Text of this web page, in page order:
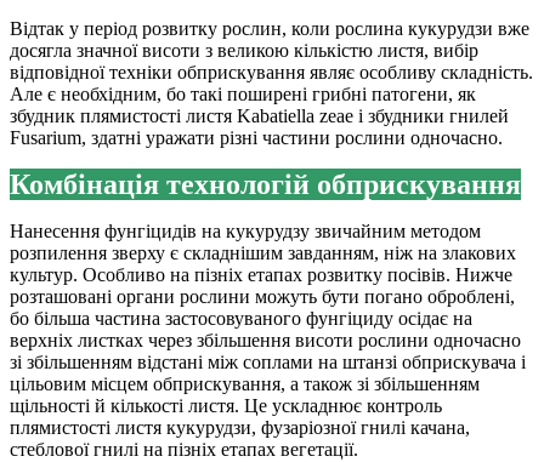
Відтак у період розвитку рослин, коли рослина кукурудзи вже
досягла значної висоти з великою кількістю листя, вибір
відповідної техніки обприскування являє особливу складність.
Але є необхідним, бо такі поширені грибні патогени, як
збудник плямистості листя Kabatiella zeae і збудники гнилей
Fusarium, здатні уражати різні частини рослини одночасно.
Комбінація технологій обприскування
Нанесення фунгіцидів на кукурудзу звичайним методом
розпилення зверху є складнішим завданням, ніж на злакових
культур. Особливо на пізніх етапах розвитку посівів. Нижче
розташовані органи рослини можуть бути погано оброблені,
бо більша частина застосовуваного фунгіциду осідає на
верхніх листках через збільшення висоти рослини одночасно
зі збільшенням відстані між соплами на штанзі обприскувача і
цільовим місцем обприскування, а також зі збільшенням
щільності й кількості листя. Це ускладнює контроль
плямистості листя кукурудзи, фузаріозної гнилі качана,
стеблової гнилі на пізніх етапах вегетації.